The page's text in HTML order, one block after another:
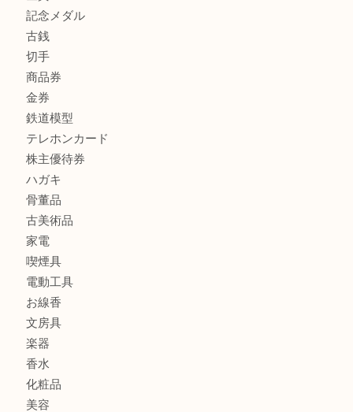
FENDI
フィギュア
全て
貴金属
宝石
金製品
銀製品
財布
バッグ
ブランド
時計